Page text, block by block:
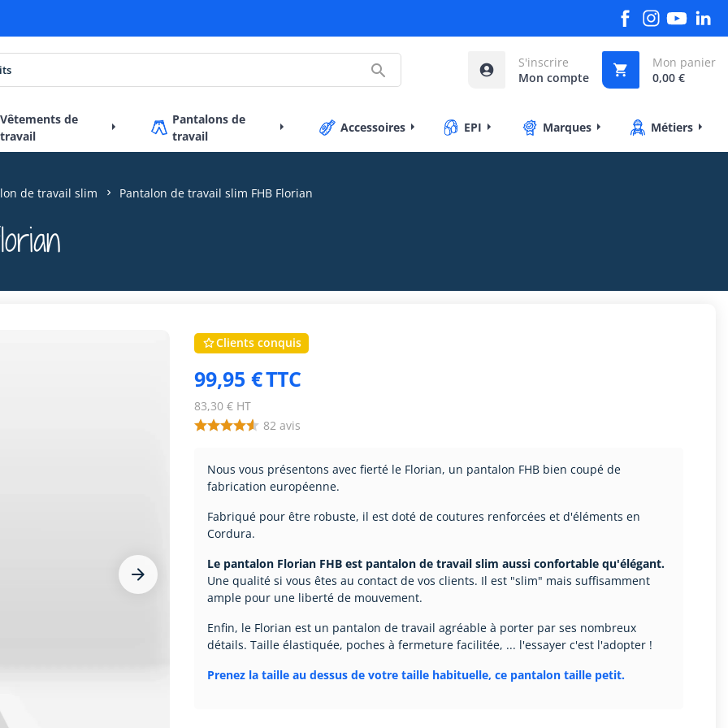
 
S'inscrire
Mon compte

Mon panier
0,00 €
Vêtements de
travail
Pantalons de
travail
Accessoires EPI Marques Métiers
de travail slim Pantalon de travail slim FHB Florian


Clients conquis
99,95 €TTC
83,30 € HT
82 avis
Nous vous présentons avec fierté le Florian, un pantalon FHB bien coupé de
fabrication européenne.
Fabriqué pour être robuste, il est doté de coutures renforcées et d'éléments en
Cordura.
Le pantalon Florian FHB est pantalon de travail slim aussi confortable qu'élégant.
Une qualité si vous êtes au contact de vos clients. Il est "slim" mais suffisamment
ample pour une liberté de mouvement.
Enfin, le Florian est un pantalon de travail agréable à porter par ses nombreux
détails. Taille élastiquée, poches à fermeture facilitée, ... l'essayer c'est l'adopter !
Prenez la taille au dessus de votre taille habituelle, ce pantalon taille petit.